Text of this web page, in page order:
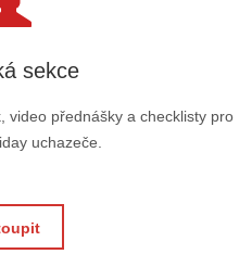
sekce
video přednášky a checklisty pro
uchazeče.